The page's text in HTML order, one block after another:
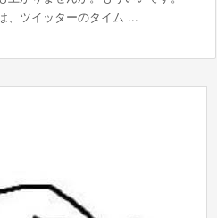
、ツイッターのタイム ...